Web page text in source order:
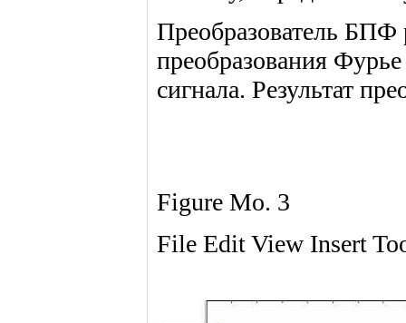
Преобразователь БПФ
преобразования
сигнала. Результат
Figure Mo. 3
File Edit View Insert